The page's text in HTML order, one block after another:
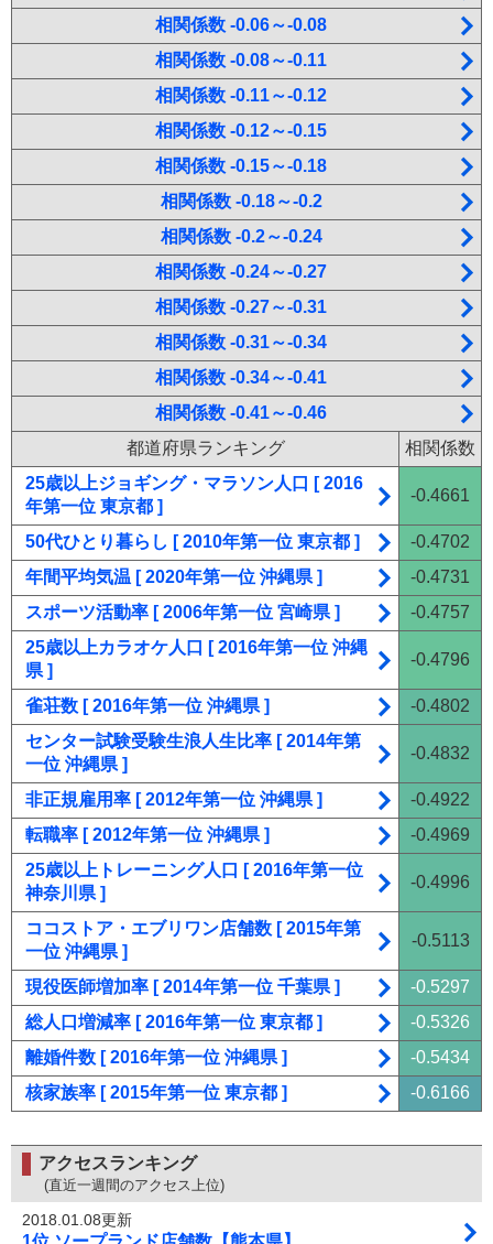
相関係数 -0.06～-0.08
相関係数 -0.08～-0.11
相関係数 -0.11～-0.12
相関係数 -0.12～-0.15
相関係数 -0.15～-0.18
相関係数 -0.18～-0.2
相関係数 -0.2～-0.24
相関係数 -0.24～-0.27
相関係数 -0.27～-0.31
相関係数 -0.31～-0.34
相関係数 -0.34～-0.41
相関係数 -0.41～-0.46
都道府県ランキング
相関係数
25歳以上ジョギング・マラソン人口 [ 2016
年第一位 東京都 ]
-0.4661
50代ひとり暮らし [ 2010年第一位 東京都 ]
-0.4702
年間平均気温 [ 2020年第一位 沖縄県 ]
-0.4731
スポーツ活動率 [ 2006年第一位 宮崎県 ]
-0.4757
25歳以上カラオケ人口 [ 2016年第一位 沖縄
県 ]
-0.4796
雀荘数 [ 2016年第一位 沖縄県 ]
-0.4802
センター試験受験生浪人生比率 [ 2014年第
一位 沖縄県 ]
-0.4832
非正規雇用率 [ 2012年第一位 沖縄県 ]
-0.4922
転職率 [ 2012年第一位 沖縄県 ]
-0.4969
25歳以上トレーニング人口 [ 2016年第一位
神奈川県 ]
-0.4996
ココストア・エブリワン店舗数 [ 2015年第
一位 沖縄県 ]
-0.5113
現役医師増加率 [ 2014年第一位 千葉県 ]
-0.5297
総人口増減率 [ 2016年第一位 東京都 ]
-0.5326
離婚件数 [ 2016年第一位 沖縄県 ]
-0.5434
核家族率 [ 2015年第一位 東京都 ]
-0.6166
アクセスランキング
(直近一週間のアクセス上位)
2018.01.08更新